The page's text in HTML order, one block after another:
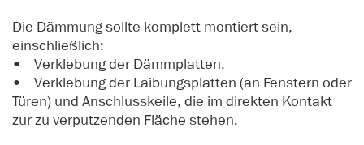
Die Dämmung sollte komplett montiert sein,
einschließlich:
• Verklebung der Dämmplatten,
• Verklebung der Laibungsplatten (an Fenstern oder
Türen) und Anschlusskeile, die im direkten Kontakt
zur zu verputzenden Fläche stehen.